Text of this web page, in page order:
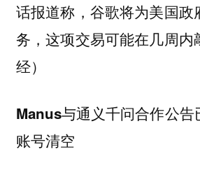
话报道称，谷歌将为美国政
务，这项交易可能在几周内
经）
Manus与通义千问合作公告
账号清空